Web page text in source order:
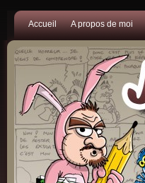
Accueil A propos de moi